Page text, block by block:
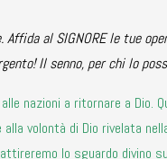
al SIGNORE le tue
Il senno, per chi lo
nazioni a ritornare a
volontà di Dio rivelata
lo sguardo divino